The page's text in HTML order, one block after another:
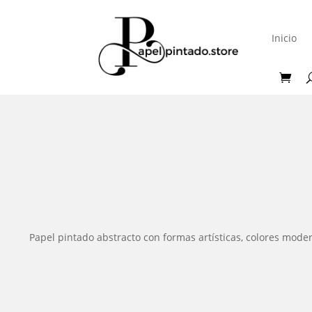
Inicio
Papel pintado abstracto con formas artísticas, colores